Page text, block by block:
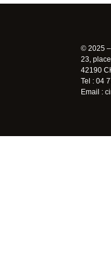
© 2025
23,
42190
Tel : 04
Email :